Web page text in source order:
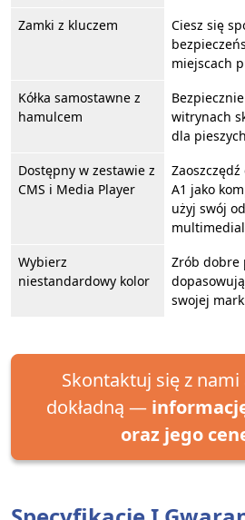
Zamki z kluczem
Ciesz się
miejscach
Kółka samostawne z
hamulcem
witrynach
dla
Dostępny w zestawie z
CMS i Media Player
A1 jako
użyj swój
Wybierz
niestandardowy kolor
Zrób dobre
swojej
Skontaktuj się z nami
dokładną —
oraz jego